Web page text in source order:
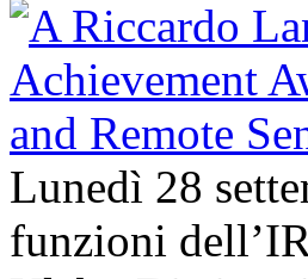
Lunedì 28
funzioni